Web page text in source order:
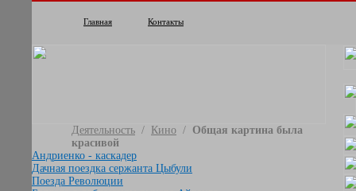
Главная Контакты
Деятельность / Кино / Общая картина была
красивой
Андриенко - каскадер
Дачная поездка сержанта Цыбули
Поезда Революции